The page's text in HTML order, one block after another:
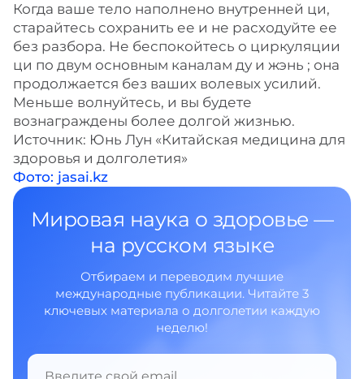
Когда ваше тело наполнено внутренней ци,
старайтесь сохранить ее и не расходуйте ее
без разбора. Не беспокойтесь о циркуляции
ци по двум основным каналам ду и жэнь ; она
продолжается без ваших волевых усилий.
Меньше волнуйтесь, и вы будете
вознаграждены более долгой жизнью.
Источник: Юнь Лун «Китайская медицина для
здоровья и долголетия»
Фото: jasai.kz
Мировая наука о здоровье —
на русском языке
Отбираем и переводим лучшие
международные публикации. Читайте 3
ключевых материала о долголетии каждую
неделю!